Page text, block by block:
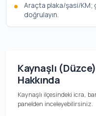
Araçta plaka/şasi/KM;
doğrulayın.
Kaynaşlı
Hakkında
Kaynaşlı ilçesindeki icra,
panelden inceleyebilirsiniz.